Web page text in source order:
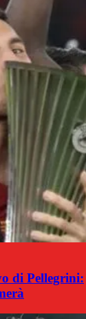
di Pellegrini: